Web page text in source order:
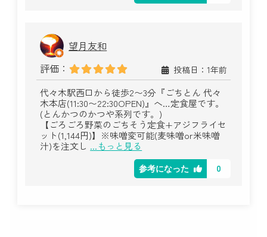
望月友和
評価：
投稿日：1年前
代々木駅西口から徒歩2〜3分『ごちとん 代々
木本店(11:30〜22:30OPEN)』へ…定食屋です。
(とんかつのかつや系列です。)
【ごろごろ野菜のごちそう定食+アジフライセ
ット(1,144円)】※味噌変可能(麦味噌or米味噌
汁)を注文し ...もっと見る
参考になった 0